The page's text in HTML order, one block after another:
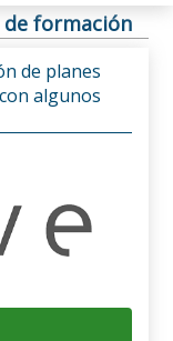
formación
de planes
algunos